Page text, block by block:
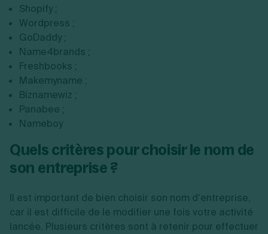
Shopify ;
Wordpress ;
GoDaddy ;
Name4brands ;
Freshbooks ;
Makemyname ;
Biznamewiz ;
Panabee ;
Nameboy
Quels critères pour choisir le nom de
son entreprise ?
Il est important de bien choisir son nom d’entreprise,
car il est difficile de le modifier une fois votre activité
lancée. Plusieurs critères sont à retenir pour effectuer